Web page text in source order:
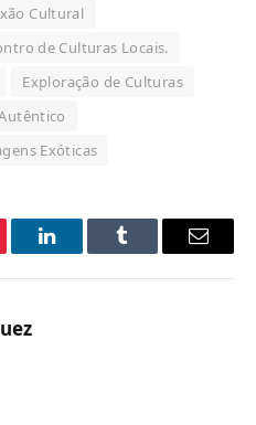
Cultural
de Culturas Locais.
Exploração de Culturas
Exóticas
LinkedInTumblr Email